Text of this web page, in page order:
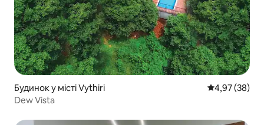
Будинок у місті Vythiri Середня
4,97 (38)
Dew Vista